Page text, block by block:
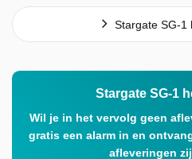
Stargate SG-1
Stargate SG-1
Wil je in het vervolg geen
gratis een alarm in en
afleveringen